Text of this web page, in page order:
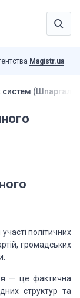
Magistr.ua
систем
політичних
громадських
— це фактична
структур та